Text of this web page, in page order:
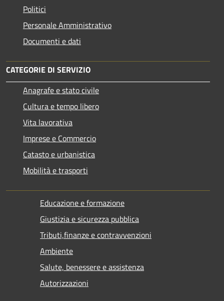
Politici
Personale Amministrativo
Documenti e dati
CATEGORIE DI SERVIZIO
Anagrafe e stato civile
Cultura e tempo libero
Vita lavorativa
Imprese e Commercio
Catasto e urbanistica
Mobilità e trasporti
Educazione e formazione
Giustizia e sicurezza pubblica
Tributi,finanze e contravvenzioni
Ambiente
Salute, benessere e assistenza
Autorizzazioni